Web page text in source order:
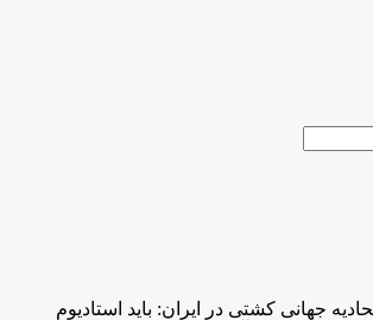
جهانی کشتی در ایران: باید استادیوم